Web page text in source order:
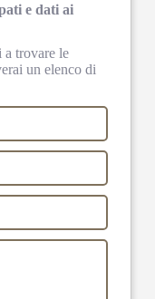
e dati ai
a trovare le
un elenco di